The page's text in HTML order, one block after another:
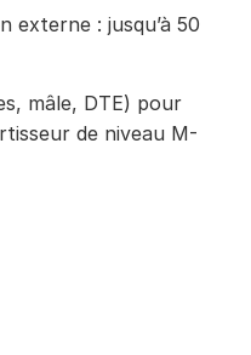
externe : jusqu’à 50
mâle, DTE) pour
de niveau M-